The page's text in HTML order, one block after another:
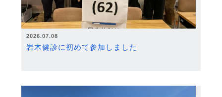
2026.07.08
岩木健診に初めて参加しました